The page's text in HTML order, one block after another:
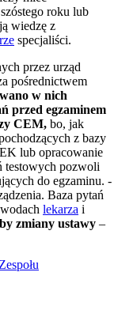
roku lub
wiedzę z
specjaliści.
przez urząd
pośrednictwem
w nich
przed egzaminem
CEM, bo, jak
z bazy
lub opracowanie
testowych pozwoli
do egzaminu. -
Baza pytań
lekarza i
zmiany ustawy –